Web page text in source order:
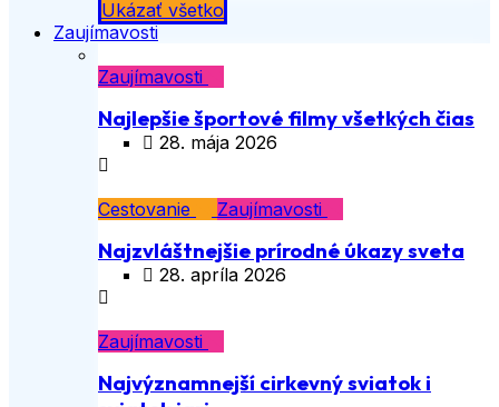
Ukázať všetko
Zaujímavosti
Zaujímavosti
Najlepšie športové filmy všetkých čias
28. mája 2026
Cestovanie Zaujímavosti
Najzvláštnejšie prírodné úkazy sveta
28. apríla 2026
Zaujímavosti
Najvýznamnejší cirkevný sviatok i